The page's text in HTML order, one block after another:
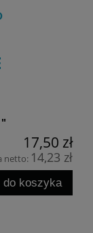
17,50 zł
netto: 14,23 zł
do koszyka